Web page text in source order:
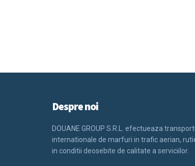
Despre noi
DOUANE GROUP S.R.L. efectueaza
internationale de marfuri in trafic aerian,
in conditii deosebite de calitate a serviciilor.